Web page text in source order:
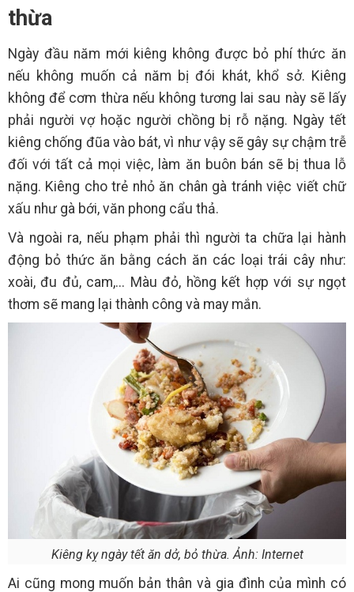
thừa
Ngày đầu năm mới kiêng không được bỏ phí thức ăn
nếu không muốn cả năm bị đói khát, khổ sở. Kiêng
không để cơm thừa nếu không tương lai sau này sẽ lấy
phải người vợ hoặc người chồng bị rỗ nặng. Ngày tết
kiêng chống đũa vào bát, vì như vậy sẽ gây sự chậm trễ
đối với tất cả mọi việc, làm ăn buôn bán sẽ bị thua lỗ
nặng. Kiêng cho trẻ nhỏ ăn chân gà tránh việc viết chữ
xấu như gà bới, văn phong cẩu thả.
Và ngoài ra, nếu phạm phải thì người ta chữa lại hành
động bỏ thức ăn bằng cách ăn các loại trái cây như:
xoài, đu đủ, cam,... Màu đỏ, hồng kết hợp với sự ngọt
thơm sẽ mang lại thành công và may mắn.
Kiêng kỵ ngày tết ăn dở, bỏ thừa. Ảnh: Internet
Ai cũng mong muốn bản thân và gia đình của mình có